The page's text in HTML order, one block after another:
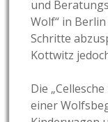
und
Wolf“ in
Schritte
Kottwitz
Die
einer